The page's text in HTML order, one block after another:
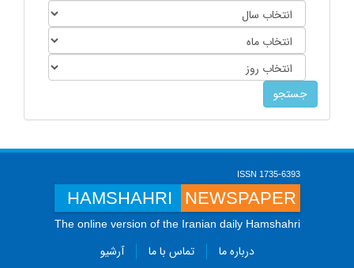
ISSN 1735-6393
HAMSHAHRI NEWSPAPER
The online version of the Iranian daily Hamshahri
درباره ما تماس با ما آرشیو